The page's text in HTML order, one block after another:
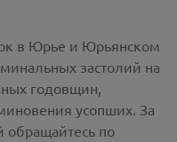
в Юрье и Юрьянском
застолий на
годовщин,
усопших. За
по